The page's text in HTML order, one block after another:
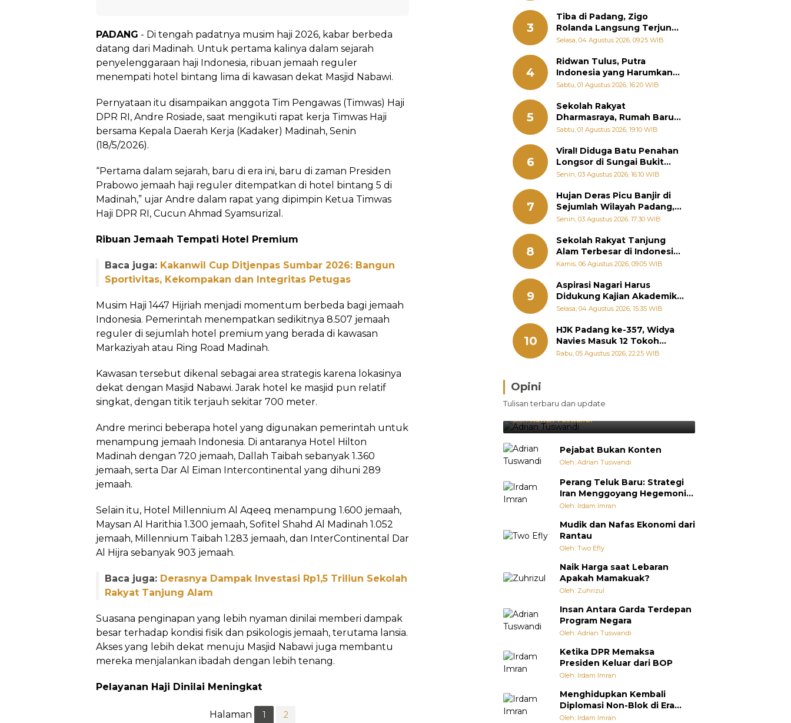
PADANG - Di tengah padatnya musim haji 2026, kabar berbeda
datang dari Madinah. Untuk pertama kalinya dalam sejarah
penyelenggaraan haji Indonesia, ribuan jemaah reguler
menempati hotel bintang lima di kawasan dekat Masjid Nabawi.
Pernyataan itu disampaikan anggota Tim Pengawas (Timwas) Haji
DPR RI, Andre Rosiade, saat mengikuti rapat kerja Timwas Haji
bersama Kepala Daerah Kerja (Kadaker) Madinah, Senin
(18/5/2026).
“Pertama dalam sejarah, baru di era ini, baru di zaman Presiden
Prabowo jemaah haji reguler ditempatkan di hotel bintang 5 di
Madinah,” ujar Andre dalam rapat yang dipimpin Ketua Timwas
Haji DPR RI, Cucun Ahmad Syamsurizal.
Ribuan Jemaah Tempati Hotel Premium
Baca juga: Kakanwil Cup Ditjenpas Sumbar 2026: Bangun
Sportivitas, Kekompakan dan Integritas Petugas
Musim Haji 1447 Hijriah menjadi momentum berbeda bagi jemaah
Indonesia. Pemerintah menempatkan sedikitnya 8.507 jemaah
reguler di sejumlah hotel premium yang berada di kawasan
Markaziyah atau Ring Road Madinah.
Kawasan tersebut dikenal sebagai area strategis karena lokasinya
dekat dengan Masjid Nabawi. Jarak hotel ke masjid pun relatif
singkat, dengan titik terjauh sekitar 700 meter.
Andre merinci beberapa hotel yang digunakan pemerintah untuk
menampung jemaah Indonesia. Di antaranya Hotel Hilton
Madinah dengan 720 jemaah, Dallah Taibah sebanyak 1.360
jemaah, serta Dar Al Eiman Intercontinental yang dihuni 289
jemaah.
Selain itu, Hotel Millennium Al Aqeeq menampung 1.600 jemaah,
Maysan Al Harithia 1.300 jemaah, Sofitel Shahd Al Madinah 1.052
jemaah, Millennium Taibah 1.283 jemaah, dan InterContinental Dar
Al Hijra sebanyak 903 jemaah.
Baca juga: Derasnya Dampak Investasi Rp1,5 Triliun Sekolah
Rakyat Tanjung Alam
Suasana penginapan yang lebih nyaman dinilai memberi dampak
besar terhadap kondisi fisik dan psikologis jemaah, terutama lansia.
Akses yang lebih dekat menuju Masjid Nabawi juga membantu
mereka menjalankan ibadah dengan lebih tenang.
Pelayanan Haji Dinilai Meningkat
Halaman 1 2
3
Tiba di Padang, Zigo
Rolanda Langsung Terjun
Bantu Warga Terdampak
Selasa, 04 Agustus 2026, 09:25 WIB
4
Ridwan Tulus, Putra
Indonesia yang Harumkan
Nama Bangsa hingga
Jepang
Sabtu, 01 Agustus 2026, 16:20 WIB
5
Sekolah Rakyat
Dharmasraya, Rumah Baru
268 Anak Menggapai Mimpi
Kemiskinan
Sabtu, 01 Agustus 2026, 19:10 WIB
6
Viral! Diduga Batu Penahan
Longsor di Sungai Bukit
Nago Padang Diambil, Warga
Senin, 03 Agustus 2026, 16:10 WIB
7
Hujan Deras Picu Banjir di
Sejumlah Wilayah Padang,
Fadly Amran Perintahkan
Senin, 03 Agustus 2026, 17:30 WIB
8
Sekolah Rakyat Tanjung
Alam Terbesar di Indonesia,
Groundbreaking September
Kamis, 06 Agustus 2026, 09:05 WIB
9
Aspirasi Nagari Harus
Didukung Kajian Akademik,
Zigo Rolanda: Agar Mudah
Kementerian
Selasa, 04 Agustus 2026, 15:35 WIB
10
HJK Padang ke-357, Widya
Navies Masuk 12 Tokoh
Masyarakat Penerima
Rabu, 05 Agustus 2026, 22:25 WIB
Opini
Tulisan terbaru dan update
Brasil Lebih Diunggulkan, tetapi
Jepang Selalu Punya Cara Membuat
Kejutan
Oleh:Adrian Tuswandi
Pejabat Bukan Konten
Oleh: Adrian Tuswandi
Perang Teluk Baru: Strategi
Iran Menggoyang Hegemoni
AS dari Dalam
Oleh: Irdam Imran
Mudik dan Nafas Ekonomi dari
Rantau
Oleh: Two Efly
Naik Harga saat Lebaran
Apakah Mamakuak?
Oleh: Zuhrizul
Insan Antara Garda Terdepan
Program Negara
Oleh: Adrian Tuswandi
Ketika DPR Memaksa
Presiden Keluar dari BOP
Oleh: Irdam Imran
Menghidupkan Kembali
Diplomasi Non-Blok di Era
Multipolar
Oleh: Irdam Imran